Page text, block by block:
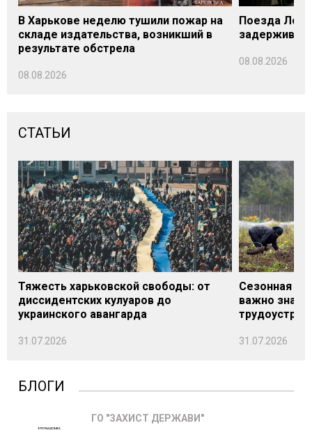
В Харькове неделю тушили пожар на
складе издательства, возникший в
результате обстрела
08.08.2026
Поезда
08.08.2026
СТАТЬИ
Тяжесть харьковской свободы: от
диссидентских кулуаров до
украинского авангарда
31.07.2026
Сезонная
важно знать
31.07.2026
БЛОГИ
ГО "ЗАХИСТ ДЕРЖАВИ"